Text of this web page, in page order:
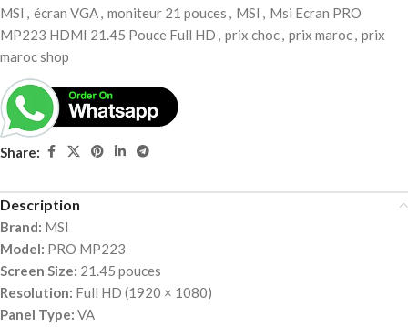
MSI , écran VGA, moniteur 21 pouces , MSI , Msi Ecran PRO
MP223 HDMI 21.45 Pouce Full HD , prix choc, prix maroc, prix
maroc shop
Share:
Description
Brand: MSI
Model: PRO MP223
Screen Size: 21.45 pouces
Resolution: Full HD (1920 × 1080)
Panel Type: VA